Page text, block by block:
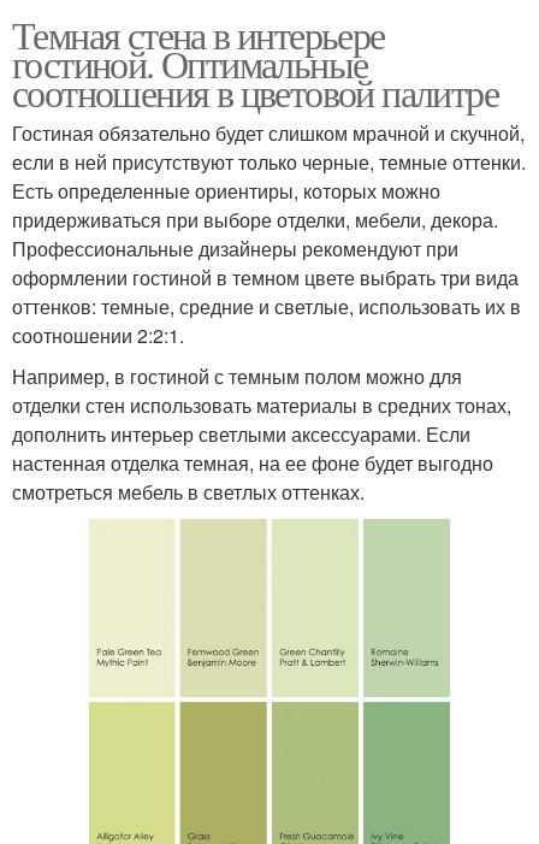
Темная стена в интерьере
гостиной. Оптимальные
соотношения в цветовой палитре
Гостиная обязательно будет слишком мрачной и скучной,
если в ней присутствуют только черные, темные оттенки.
Есть определенные ориентиры, которых можно
придерживаться при выборе отделки, мебели, декора.
Профессиональные дизайнеры рекомендуют при
оформлении гостиной в темном цвете выбрать три вида
оттенков: темные, средние и светлые, использовать их в
соотношении 2:2:1.
Например, в гостиной с темным полом можно для
отделки стен использовать материалы в средних тонах,
дополнить интерьер светлыми аксессуарами. Если
настенная отделка темная, на ее фоне будет выгодно
смотреться мебель в светлых оттенках.